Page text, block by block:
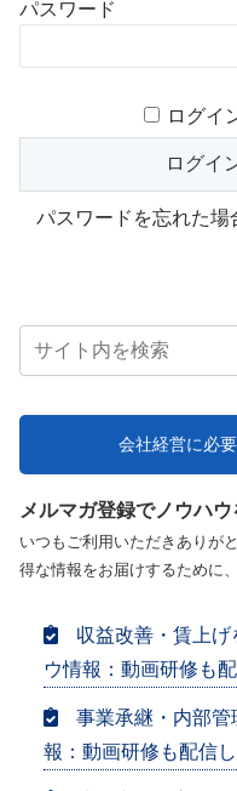
パスワード
ログイ
パスワードを忘れた場
会社経営に必
メルマガ登録でノウハウ
いつもご利用いただきありが
得な情報をお届けするために
収益改善・賃上
ウ情報：動画研修も
事業承継・内部
報：動画研修も配信し